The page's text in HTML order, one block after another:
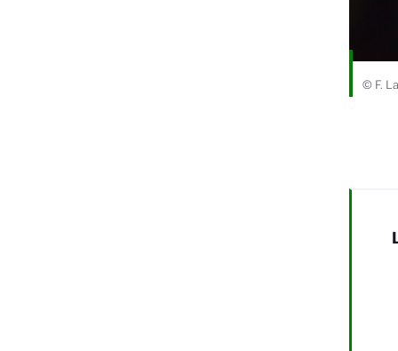
© F.